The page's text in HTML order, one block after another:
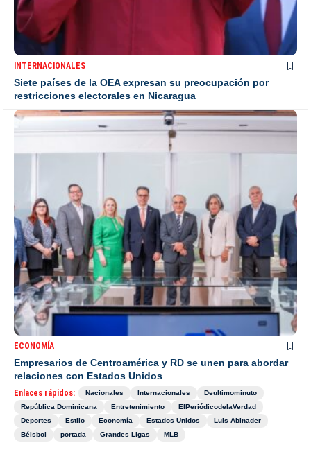
INTERNACIONALES
Siete países de la OEA expresan su preocupación por
restricciones electorales en Nicaragua
ECONOMÍA
Empresarios de Centroamérica y RD se unen para abordar
relaciones con Estados Unidos
Enlaces rápidos: Nacionales Internacionales
Deultimominuto
República Dominicana
Entretenimiento
ElPeriódicodelaVerdad
Deportes
Estilo Economía Estados Unidos
Luis Abinader
Béisbol
portada Grandes Ligas MLB